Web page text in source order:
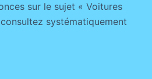
sur le sujet « Voitures
systématiquement